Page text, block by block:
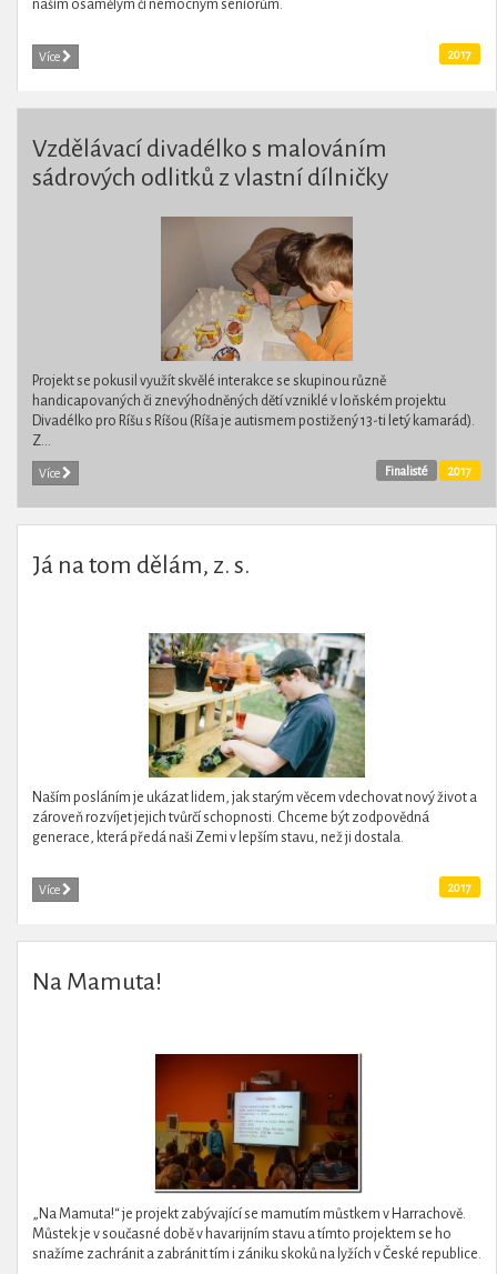
našim osamělým či nemocným seniorům.
Více 2017
Vzdělávací divadélko s malováním
sádrových odlitků z vlastní dílničky
Projekt se pokusil využít skvělé interakce se skupinou různě
handicapovaných či znevýhodněných dětí vzniklé v loňském projektu
Divadélko pro Ríšu s Ríšou (Ríša je autismem postižený 13-ti letý kamarád).
Z...
Více 2017
Finalisté
Já na tom dělám, z. s.
Naším posláním je ukázat lidem, jak starým věcem vdechovat nový život a
zároveň rozvíjet jejich tvůrčí schopnosti. Chceme být zodpovědná
generace, která předá naši Zemi v lepším stavu, než ji dostala.
Více 2017
Na Mamuta!
„Na Mamuta!“ je projekt zabývající se mamutím můstkem v Harrachově.
Můstek je v současné době v havarijním stavu a tímto projektem se ho
snažíme zachránit a zabránit tím i zániku skoků na lyžích v České republice.